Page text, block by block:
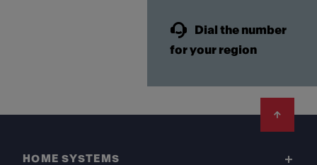
Dial the number
for your region
HOME SYSTEMS